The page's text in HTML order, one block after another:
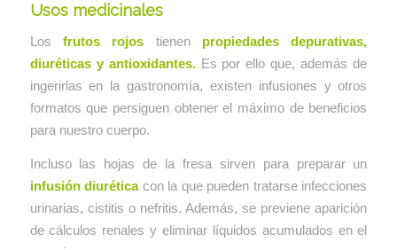
Usos medicinales
Los frutos rojos tienen propiedades depurativas,
diuréticas y antioxidantes.Es por ello que, además de
ingerirlas en la gastronomía, existen infusiones y otros
formatos que persiguen obtener el máximo de beneficios
para nuestro cuerpo.
Incluso las hojas de la fresa sirven para preparar un
infusión diuréticacon la que pueden tratarse infecciones
urinarias, cistitis o nefritis. Además, se previene aparición
de cálculos renales y eliminar líquidos acumulados en el